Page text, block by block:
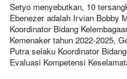
Setyo menyebutkan, 10
Ebenezer adalah Irvian Bobby
Koordinator Bidang
Kemenaker tahun 2022-2025,
Putra selaku Koordinator
Evaluasi Kompetensi